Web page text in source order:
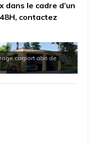
dans le cadre d’un
contactez
carport abri de